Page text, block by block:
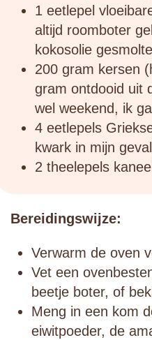
1 eetlepel
altijd roomboter
kokosolie
200 gram kersen
gram ontdooid uit
wel weekend, ik
4 eetlepels
kwark in mijn
2 theelepels kaneel
Bereidingswijze:
Verwarm de oven
Vet een
beetje boter, of
Meng in een kom
eiwitpoeder, de